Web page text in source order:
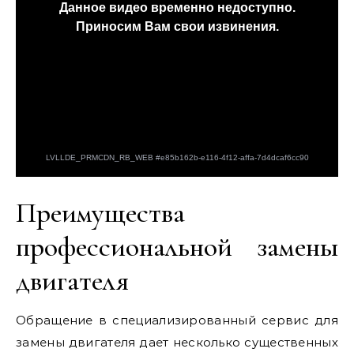
Преимущества
профессиональной замены
двигателя
Обращение в специализированный сервис для
замены двигателя дает несколько существенных